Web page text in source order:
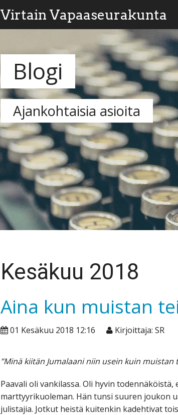
Virtain Vapaaseurakunta
Blogi
Ajankohtaisia asioita
Kesäkuu 2018
Aina kun muistan
01 Kesäkuu 2018 12:16 Kirjoittaja: SR
”Minä kiitän Jumalaani niin usein kuin muistan
Paavali oli vankilassa. Oli hyvin
marttyyrikuoleman. Hän tunsi suuren joukon
julistajia. Jotkut heistä kuitenkin kadehtivat